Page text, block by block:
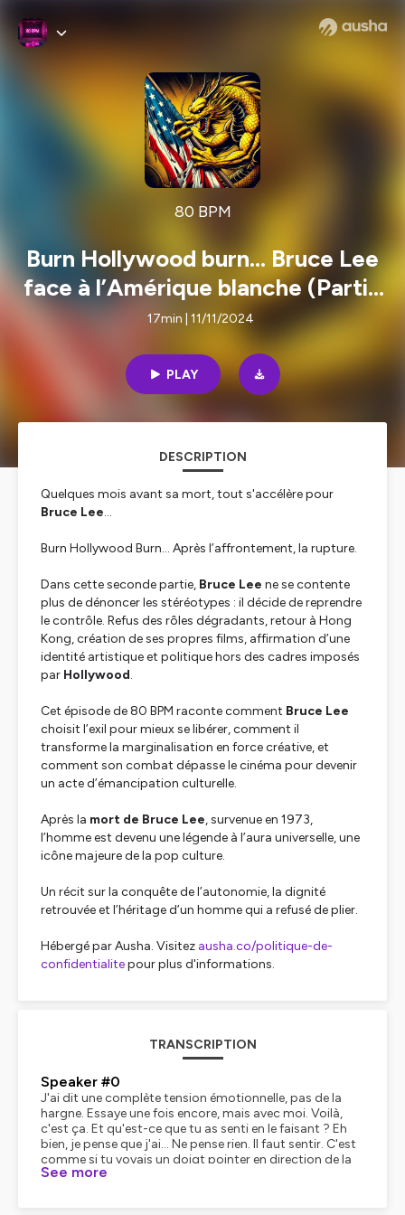
80 BPM
Burn Hollywood burn... Bruce Lee
face à l’Amérique blanche (Partie
2)
17min | 11/11/2024
PLAY
DESCRIPTION
Quelques mois avant sa mort, tout s'accélère pour
Bruce Lee…
Burn Hollywood Burn… Après l’affrontement, la rupture.
Dans cette seconde partie, Bruce Lee ne se contente
plus de dénoncer les stéréotypes : il décide de reprendre
le contrôle. Refus des rôles dégradants, retour à Hong
Kong, création de ses propres films, affirmation d’une
identité artistique et politique hors des cadres imposés
par Hollywood.
Cet épisode de80 BPM raconte comment Bruce Lee
choisit l’exil pour mieux se libérer, comment il
transforme la marginalisation en force créative, et
comment son combat dépasse le cinéma pour devenir
un acte d’émancipation culturelle.
Après la mort de Bruce Lee, survenue en 1973,
l’homme est devenu une légende à l’aura universelle, une
icône majeure de la pop culture.
Un récit sur la conquête de l’autonomie, la dignité
retrouvée et l’héritage d’un homme qui a refusé de plier.
Hébergé par Ausha. Visitez ausha.co/politique-de-
confidentialitepour plus d'informations.
TRANSCRIPTION
Speaker #0
J'ai dit une complète tension émotionnelle, pas de la
hargne. Essaye une fois encore, mais avec moi. Voilà,
c'est ça. Et qu'est-ce que tu as senti en le faisant ? Eh
bien, je pense que j'ai... Ne pense rien. Il faut sentir. C'est
comme si tu voyais un doigt pointer en direction de la
lune. Surtout, ne concentre pas ton attention sur le
See more